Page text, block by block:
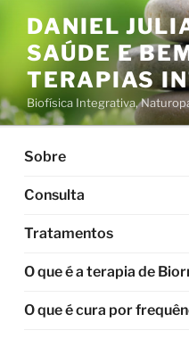
conteúdo
DANIEL
SAÚDE E
TERAPIAS
Biofísica Integrativa,
Sobre
Consulta
Tratamentos
O que é a terapia de
O que é cura por